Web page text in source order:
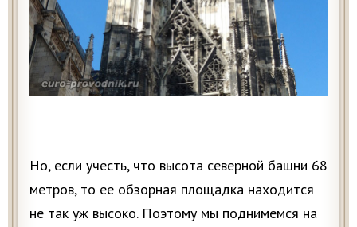
Но, если учесть, что высота северной башни 68
метров, то ее обзорная площадка находится
не так уж высоко. Поэтому мы поднимемся на